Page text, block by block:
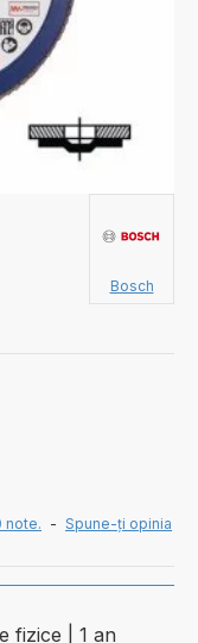
note. - Spune-ţi opinia
Bosch
fizice | 1 an